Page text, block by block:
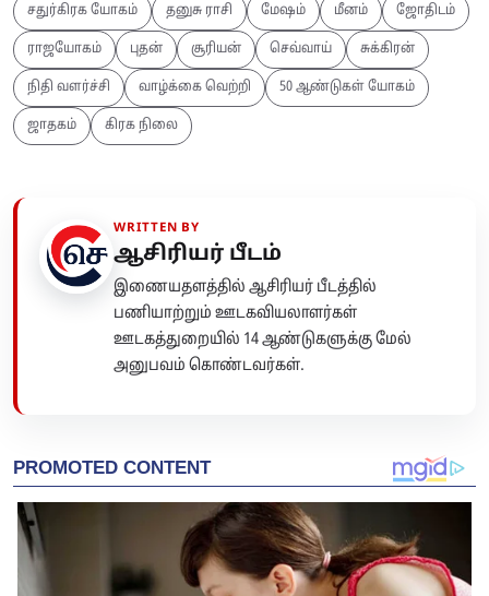
சதுர்கிரக யோகம் தனுசு ராசி மேஷம் மீனம் ஜோதிடம்
ராஜயோகம் புதன் சூரியன் செவ்வாய் சுக்கிரன்
நிதி வளர்ச்சி வாழ்க்கை வெற்றி 50 ஆண்டுகள் யோகம்
ஜாதகம் கிரக நிலை
WRITTEN BY
ஆசிரியர் பீடம்
இணையதளத்தில் ஆசிரியர் பீடத்தில்
பணியாற்றும் ஊடகவியலாளர்கள்
ஊடகத்துறையில் 14 ஆண்டுகளுக்கு மேல்
அனுபவம் கொண்டவர்கள்.